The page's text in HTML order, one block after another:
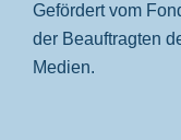
Gefördert vom
der Beauftragten
Medien.